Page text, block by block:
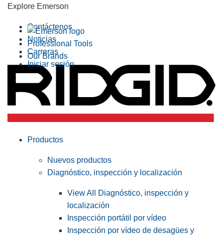
Explore Emerson
Professional Tools
Our Brands
Contáctenos
Noticias
Carreras
Iniciar sesión
Productos
Nuevos productos
Diagnóstico, inspección y localización
View All Diagnóstico, inspección y
localización
Inspección portátil por vídeo
Inspección por vídeo de desagües y